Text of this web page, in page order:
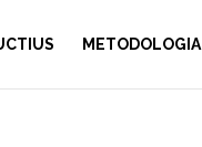
METODOLOGIA